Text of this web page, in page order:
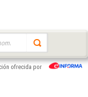
ofrecida por